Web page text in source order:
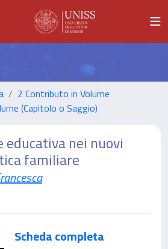
2 Contributo in Volume
(Capitolo o Saggio)
educativa nei nuovi
familiare
Scheda completa